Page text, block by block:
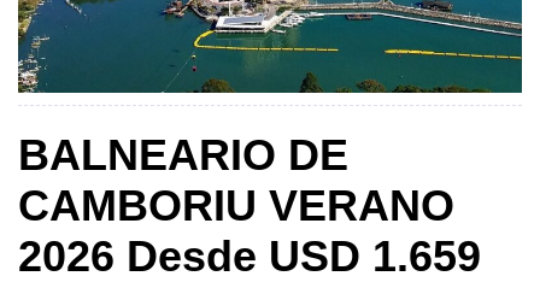
BALNEARIO DE
CAMBORIU VERANO
2026 Desde USD 1.659